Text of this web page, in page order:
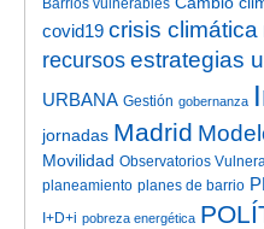
covid19 crisis climática
recursos estrategias
URBANA Gestión gobernanza
jornadas Madrid
Movilidad Observatorios
planeamiento planes de barrio
I+D+i pobreza energética